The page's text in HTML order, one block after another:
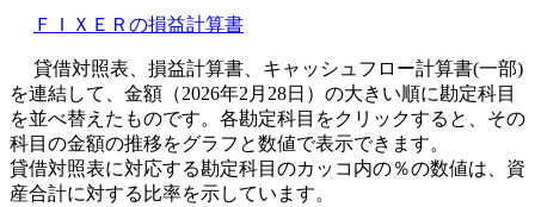
ＦＩＸＥＲの損益計算書
貸借対照表、損益計算書、キャッシュフロー計算書(一部)
を連結して、金額（2026年2月28日）の大きい順に勘定科目
を並べ替えたものです。各勘定科目をクリックすると、その
科目の金額の推移をグラフと数値で表示できます。
貸借対照表に対応する勘定科目のカッコ内の％の数値は、資
産合計に対する比率を示しています。